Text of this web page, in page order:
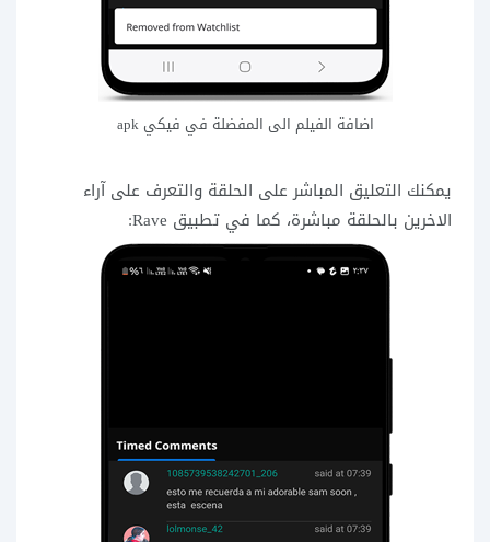
اضافة الفيلم الى المفضلة في فيكي apk
يمكنك التعليق المباشر على الحلقة والتعرف على آراء
الاخرين بالحلقة مباشرة، كما في تطبيق Rave: